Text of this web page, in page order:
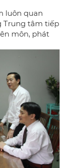
luôn quan
Trung tâm tiếp
môn, phát